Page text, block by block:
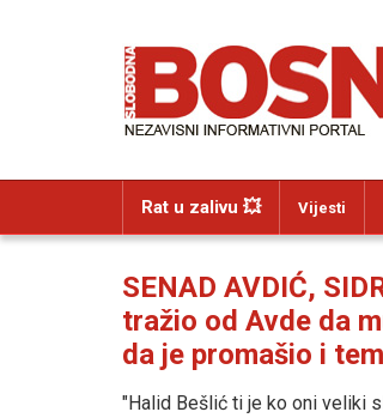
Rat u zalivu 💥 Vijesti
SENAD AVDIĆ,
tražio od Avde da
da je promašio i
"Halid Bešlić ti je ko oni veliki